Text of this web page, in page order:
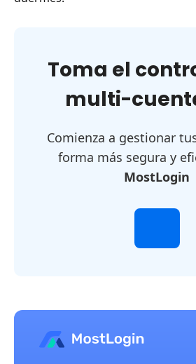
Toma el
multi-
Comienza a gestionar
forma más segura y
MostLogin